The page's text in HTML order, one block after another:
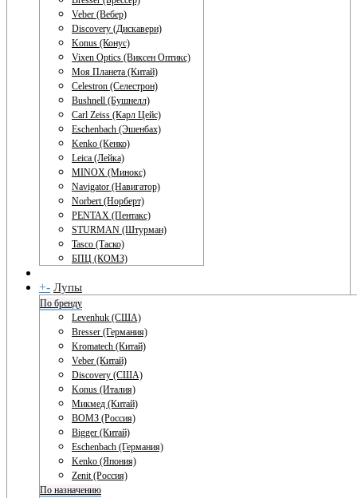
Veber (Вебер)
Discovery (Дискавери)
Konus (Конус)
Vixen Optics (Виксен Оптикс)
Моя Планета (Китай)
Celestron (Селестрон)
Bushnell (Бушнелл)
Carl Zeiss (Карл Цейс)
Eschenbach (Эшенбах)
Kenko (Кенко)
Leica (Лейка)
MINOX (Минокс)
Navigator (Навигатор)
Norbert (Норберт)
PENTAX (Пентакс)
STURMAN (Штурман)
Tasco (Таско)
БПЦ (КОМЗ)
+- Лупы
По бренду
Levenhuk (США)
Bresser (Германия)
Kromatech (Китай)
Veber (Китай)
Discovery (США)
Konus (Италия)
Микмед (Китай)
ВОМЗ (Россия)
Bigger (Китай)
Eschenbach (Германия)
Kenko (Япония)
Zenit (Россия)
По назначению